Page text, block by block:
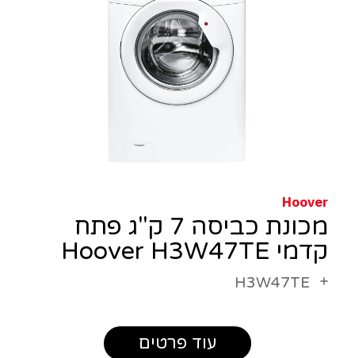
Hoover
מכונת כביסה 7 ק"ג פתח
קדמי Hoover H3W47TE
H3W47TE
עוד פרטים